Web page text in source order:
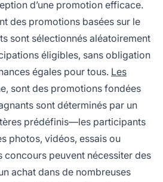
d’une promotion efficace.
des promotions basées sur le
sont sélectionnés aléatoirement
éligibles, sans obligation
égales pour tous. Les
sont des promotions fondées
sont déterminés par un
prédéfinis—les participants
photos, vidéos, essais ou
peuvent nécessiter des
achat dans de nombreuses